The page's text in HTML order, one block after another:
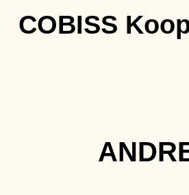
COBISS